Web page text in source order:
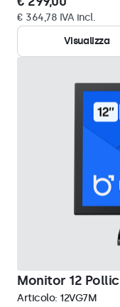
€ 364,78 IVA incl.
Visualizza
Monitor 12
Articolo: 12VG7M